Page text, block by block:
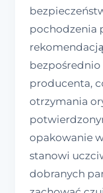
pochodzenia
producenta,
otrzymania
opakowanie
stanowi
dobranych